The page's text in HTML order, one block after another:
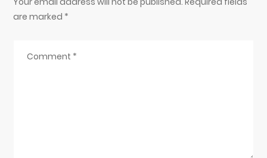
are marked *